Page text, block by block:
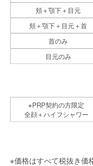
頬＋顎下＋目元
頬＋顎下＋目元＋首
首のみ
目元のみ
※PRP契約の方限定
全顔＋ハイフシャワー
※価格はすべて税抜き価